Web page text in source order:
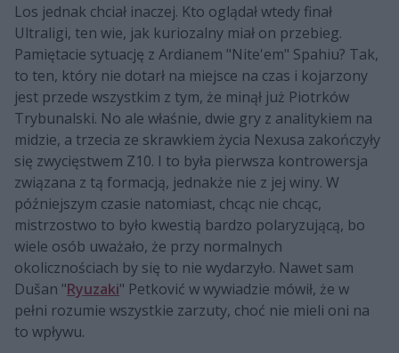
Los jednak chciał inaczej. Kto oglądał wtedy finał
Ultraligi, ten wie, jak kuriozalny miał on przebieg.
Pamiętacie sytuację z Ardianem "Nite'em" Spahiu? Tak,
to ten, który nie dotarł na miejsce na czas i kojarzony
jest przede wszystkim z tym, że minął już Piotrków
Trybunalski. No ale właśnie, dwie gry z analitykiem na
midzie, a trzecia ze skrawkiem życia Nexusa zakończyły
się zwycięstwem Z10. I to była pierwsza kontrowersja
związana z tą formacją, jednakże nie z jej winy. W
późniejszym czasie natomiast, chcąc nie chcąc,
mistrzostwo to było kwestią bardzo polaryzującą, bo
wiele osób uważało, że przy normalnych
okolicznościach by się to nie wydarzyło. Nawet sam
Dušan "Ryuzaki" Petković w wywiadzie mówił, że w
pełni rozumie wszystkie zarzuty, choć nie mieli oni na
to wpływu.